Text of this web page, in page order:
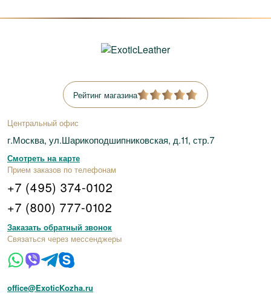
Рейтинг магазина
Центральный офис
г.Москва, ул.Шарикоподшипниковская, д.11, стр.7
Смотреть на карте
Прием заказов по телефонам
+7 (495) 374-0102
+7 (800) 777-0102
Заказать обратный звонок
Связаться через мессенджеры
office@ExoticKozha.ru